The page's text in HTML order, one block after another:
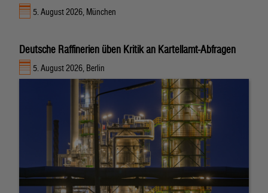
5. August 2026, München
Deutsche Raffinerien üben Kritik an Kartellamt-Abfragen
5. August 2026, Berlin